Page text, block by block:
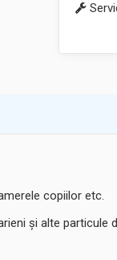
copiilor etc.
și alte particule